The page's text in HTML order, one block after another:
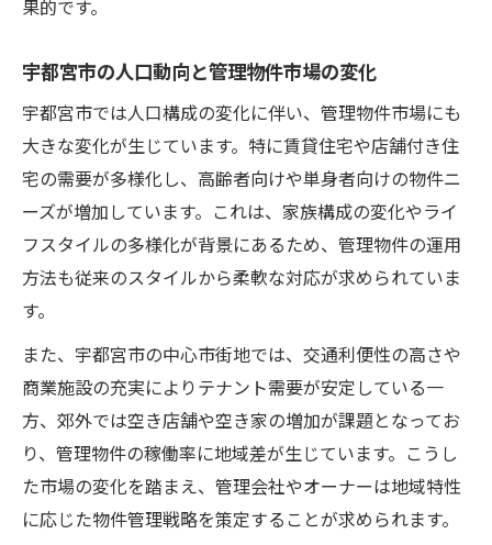
果的です。
宇都宮市の人口動向と管理物件市場の変化
宇都宮市では人口構成の変化に伴い、管理物件市場にも
大きな変化が生じています。特に賃貸住宅や店舗付き住
宅の需要が多様化し、高齢者向けや単身者向けの物件ニ
ーズが増加しています。これは、家族構成の変化やライ
フスタイルの多様化が背景にあるため、管理物件の運用
方法も従来のスタイルから柔軟な対応が求められていま
す。
また、宇都宮市の中心市街地では、交通利便性の高さや
商業施設の充実によりテナント需要が安定している一
方、郊外では空き店舗や空き家の増加が課題となってお
り、管理物件の稼働率に地域差が生じています。こうし
た市場の変化を踏まえ、管理会社やオーナーは地域特性
に応じた物件管理戦略を策定することが求められます。